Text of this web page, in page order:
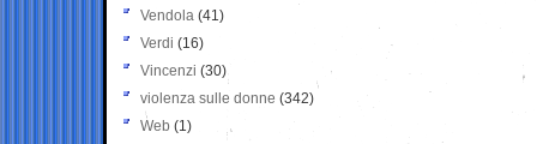
Vendola (41)
Verdi (16)
Vincenzi (30)
violenza sulle donne (342)
Web (1)